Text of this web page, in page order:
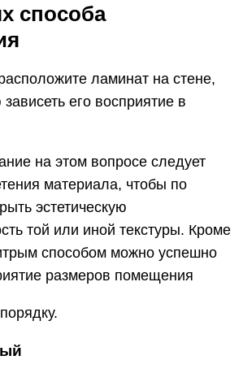
способа
ламинат на стене,
его восприятие в
на этом вопросе следует
материала, чтобы по
эстетическую
той или иной текстуры. Кроме
способом можно успешно
размеров помещения